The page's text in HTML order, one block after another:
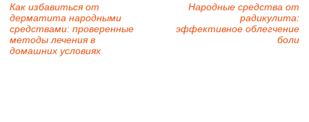
Как избавиться от
дерматита народными
средствами: проверенные
методы лечения в
домашних условиях
Народные средства от
радикулита:
эффективное облегчение
боли